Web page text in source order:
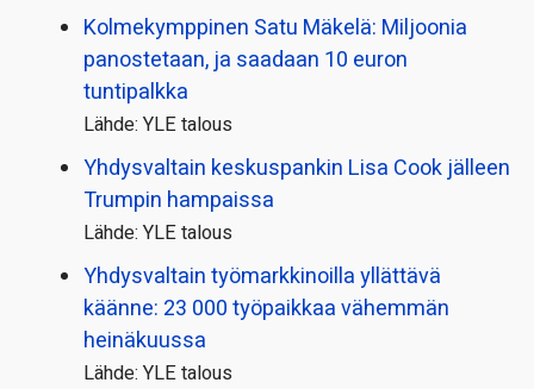
Kolmekymppinen Satu Mäkelä: Miljoonia
panostetaan, ja saadaan 10 euron
tuntipalkka
Lähde: YLE talous
Yhdysvaltain keskuspankin Lisa Cook jälleen
Trumpin hampaissa
Lähde: YLE talous
Yhdysvaltain työmarkkinoilla yllättävä
käänne: 23 000 työpaikkaa vähemmän
heinäkuussa
Lähde: YLE talous